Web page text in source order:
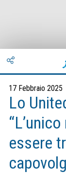
17 Febbraio 2025
Lo
essere